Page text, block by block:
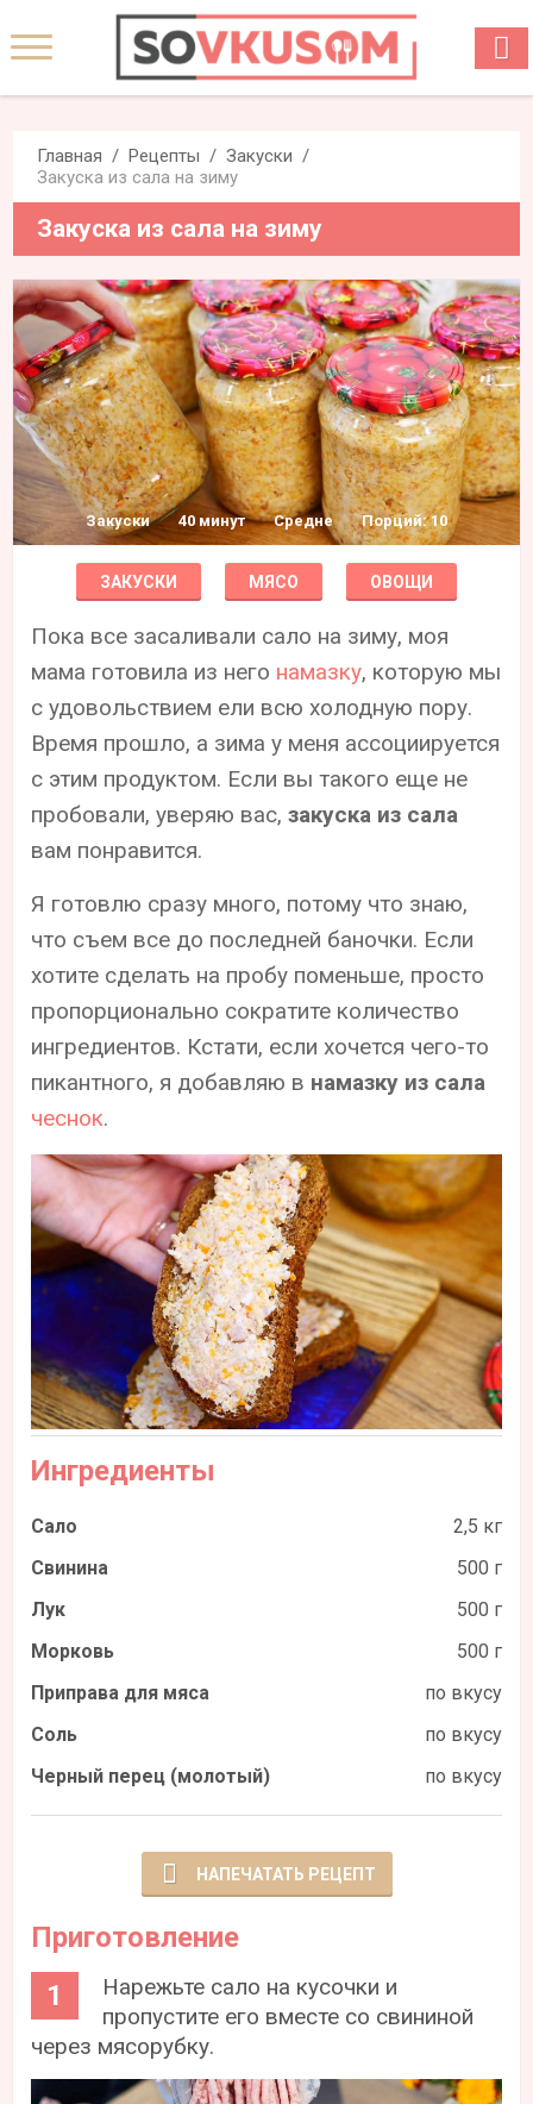
Главная Рецепты
Закуски
Закуска из сала на зиму
Закуска из сала на зиму
Закуски 40 минут Средне Порций: 10
ЗАКУСКИ МЯСО ОВОЩИ
Пока все засаливали сало на зиму, моя
мама готовила из него намазку, которую мы
с удовольствием ели всю холодную пору.
Время прошло, а зима у меня ассоциируется
с этим продуктом. Если вы такого еще не
пробовали, уверяю вас,закуска из сала
вам понравится.
Я готовлю сразу много, потому что знаю,
что съем все до последней баночки. Если
хотите сделать на пробу поменьше, просто
пропорционально сократите количество
ингредиентов. Кстати, если хочется чего-то
пикантного, я добавляю в намазку из сала
чеснок.
Ингредиенты
Сало
2,5 кг
Свинина
500 г
Лук
500 г
Морковь
500 г
Приправа для мяса
по вкусу
Соль
по вкусу
Черный перец (молотый)
по вкусу
НАПЕЧАТАТЬ РЕЦЕПТ
Приготовление
Нарежьте сало на кусочки и
пропустите его вместе со свининой
через мясорубку.